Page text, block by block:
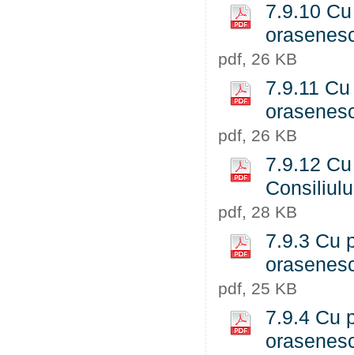
7.9.10
pdf, 26 KB
7.9.11
pdf, 26 KB
7.9.12
pdf, 28 KB
7.9.3 Cu
pdf, 25 KB
7.9.4 Cu